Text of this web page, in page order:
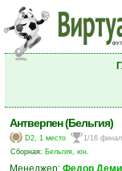
Антверпен (Бельгия)
D2, 1 место
1/16
Сборная: Бельгия, юн.
Менеджер: Федор